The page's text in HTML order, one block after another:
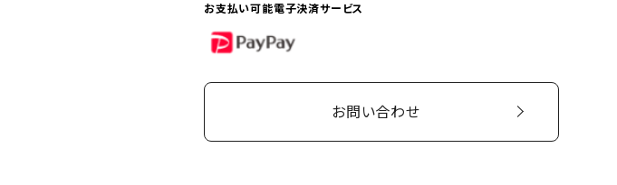
お支払い可能電子決済サービス
PayPay
お問い合わせ